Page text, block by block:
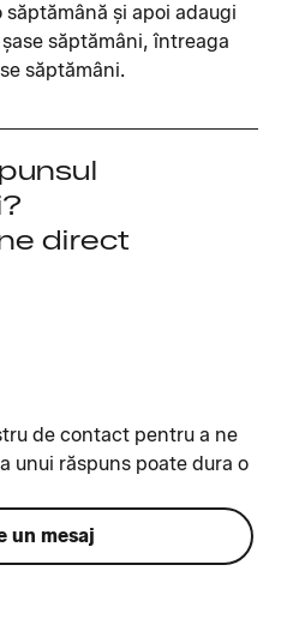
și apoi adaugi
săptămâni, întreaga
săptămâni.
direct
de contact pentru a ne
unui răspuns poate dura o
un mesaj